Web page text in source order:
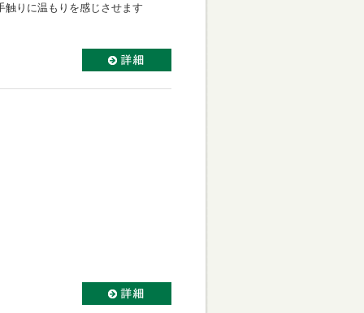
触りに温もりを感じさせます